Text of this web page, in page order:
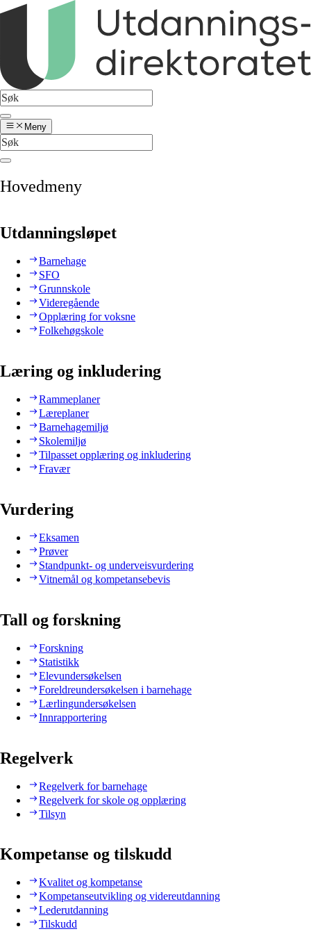
Meny
Hovedmeny
Utdanningsløpet
Barnehage
SFO
Grunnskole
Videregående
Opplæring for voksne
Folkehøgskole
Læring og inkludering
Rammeplaner
Læreplaner
Barnehagemiljø
Skolemiljø
Tilpasset opplæring og inkludering
Fravær
Vurdering
Eksamen
Prøver
Standpunkt- og underveisvurdering
Vitnemål og kompetansebevis
Tall og forskning
Forskning
Statistikk
Elevundersøkelsen
Foreldreundersøkelsen i barnehage
Lærlingundersøkelsen
Innrapportering
Regelverk
Regelverk for barnehage
Regelverk for skole og opplæring
Tilsyn
Kompetanse og tilskudd
Kvalitet og kompetanse
Kompetanseutvikling og videreutdanning
Lederutdanning
Tilskudd